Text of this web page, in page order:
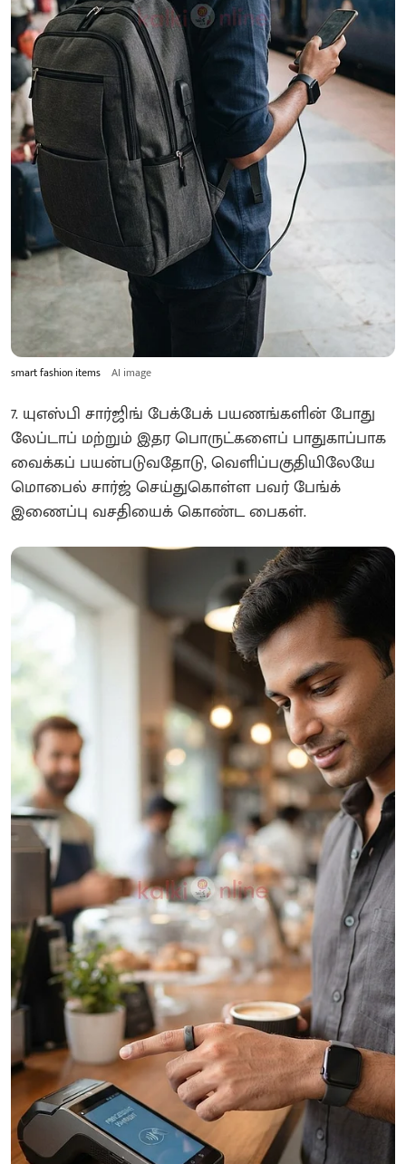
smart fashion items AI image
7. யுஎஸ்பி சார்ஜிங் பேக்பேக் பயணங்களின் போது
லேப்டாப் மற்றும் இதர பொருட்களைப் பாதுகாப்பாக
வைக்கப் பயன்படுவதோடு, வெளிப்பகுதியிலேயே
மொபைல் சார்ஜ் செய்துகொள்ள பவர் பேங்க்
இணைப்பு வசதியைக் கொண்ட பைகள்.